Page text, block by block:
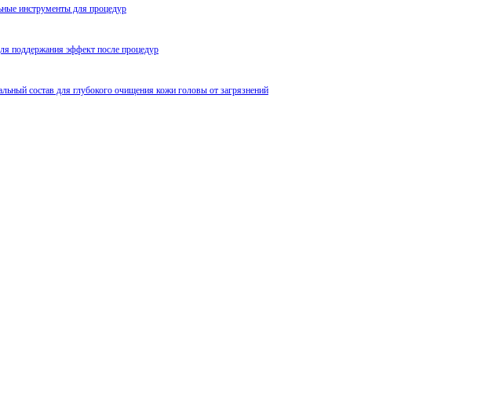
инструменты для процедур
поддержания эффект после процедур
состав для глубокого очищения кожи головы от загрязнений